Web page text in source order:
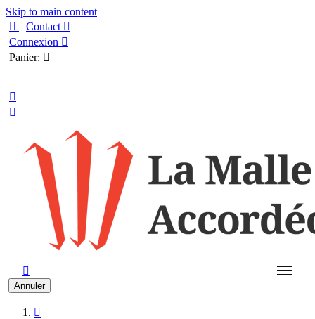
Skip to main content

Contact 
Connexion 
Panier: 



Annuler
